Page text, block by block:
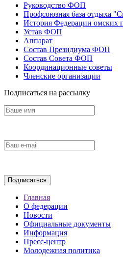
Руководство ФОП
Профсоюзная база отдыха
История Федерации омских
Устав ФОП
Аппарат
Состав Президиума ФОП
Состав Совета ФОП
Координационные советы
Членские организации
Подписаться на рассылку
Главная
О федерации
Новости
Официальные документы
Информация
Пресс-центр
Молодежная политика